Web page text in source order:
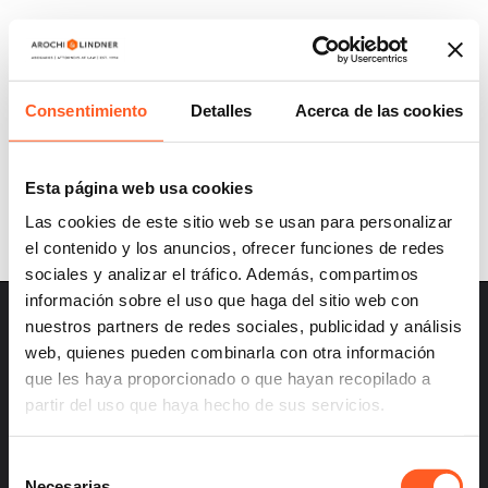
Consentimiento Detalles Acerca de las cookies
Esta página web usa cookies
Las cookies de este sitio web se usan para personalizar
el contenido y los anuncios, ofrecer funciones de redes
sociales y analizar el tráfico. Además, compartimos
información sobre el uso que haga del sitio web con
nuestros partners de redes sociales, publicidad y análisis
web, quienes pueden combinarla con otra información
que les haya proporcionado o que hayan recopilado a
partir del uso que haya hecho de sus servicios.
WHAT ARE THE CONSEQUENCES OF NON-
COMPLIANCE WITH THE OFFICIAL
MEXICAN STANDARDS (NOMS) AND
MEXICAN STANDARDS (NMX)?